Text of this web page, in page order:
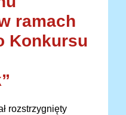
ramach
Konkursu
rozstrzygnięty